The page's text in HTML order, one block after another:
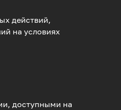
действий,
на условиях
доступными на